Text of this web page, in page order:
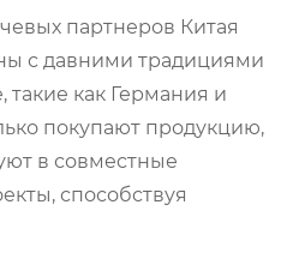
партнеров Китая
с давними традициями
такие как Германия и
покупают продукцию,
в совместные
способствуя